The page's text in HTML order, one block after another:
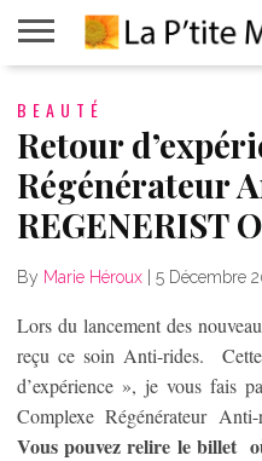
BEAUTÉ
MODE
ART
VIVRE
À
BEAUTÉ
Retour
Régénérateur
REGENERIST
By Marie Héroux 5 Décembre
Lors du lancement des
reçu ce soin Anti-rides.
d’expérience », je vous fais
Complexe Régénérateur
Vous pouvez relire le billet